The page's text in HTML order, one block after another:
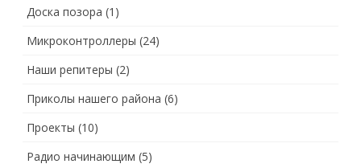
Доска позора (1)
Микроконтроллеры (24)
Наши репитеры (2)
Приколы нашего района (6)
Проекты (10)
Радио начинающим (5)